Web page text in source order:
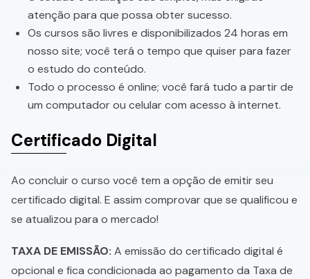
atenção para que possa obter sucesso.
Os cursos são livres e disponibilizados 24 horas em
nosso site; você terá o tempo que quiser para fazer
o estudo do conteúdo.
Todo o processo é online; você fará tudo a partir de
um computador ou celular com acesso à internet.
Certificado Digital
Ao concluir o curso você tem a opção de emitir seu
certificado digital. E assim comprovar que se qualificou e
se atualizou para o mercado!
TAXA DE EMISSÃO: A emissão do certificado digital é
opcional e fica condicionada ao pagamento da Taxa de